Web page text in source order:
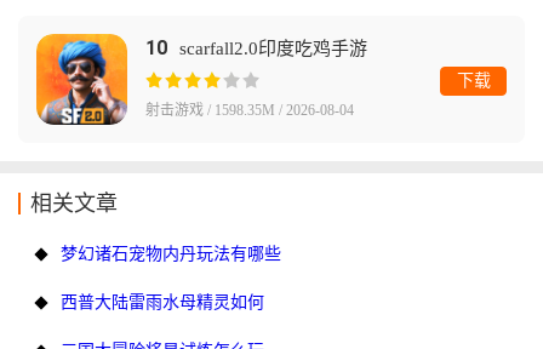
10 scarfall2.0印度吃鸡手游
射击游戏 / 1598.35M / 2026-08-04
下载
相关文章
梦幻诸石宠物内丹玩法有哪些
西普大陆雷雨水母精灵如何